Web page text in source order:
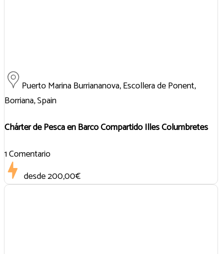
Puerto Marina Burriananova, Escollera de Ponent,
Borriana, Spain
Chárter de Pesca en Barco Compartido Illes Columbretes
1 Comentario
desde200,00€